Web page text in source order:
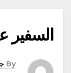
السفير
By